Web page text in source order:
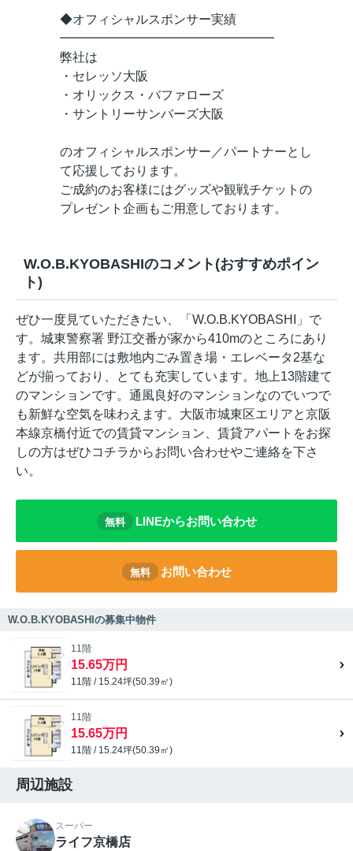
◆オフィシャルスポンサー実績
━━━━━━━━━━━━━━━━━
弊社は
・セレッソ大阪
・オリックス・バファローズ
・サントリーサンバーズ大阪
のオフィシャルスポンサー／パートナーとし
て応援しております。
ご成約のお客様にはグッズや観戦チケットの
プレゼント企画もご用意しております。
W.O.B.KYOBASHIのコメント(おすすめポイン
ト)
ぜひ一度見ていただきたい、「W.O.B.KYOBASHI」で
す。城東警察署 野江交番が家から410mのところにあり
ます。共用部には敷地内ごみ置き場・エレベータ2基な
どが揃っており、とても充実しています。地上13階建て
のマンションです。通風良好のマンションなのでいつで
も新鮮な空気を味わえます。大阪市城東区エリアと京阪
本線京橋付近での賃貸マンション、賃貸アパートをお探
しの方はぜひコチラからお問い合わせやご連絡を下さ
い。
無料 LINEからお問い合わせ
無料 お問い合わせ
W.O.B.KYOBASHIの募集中物件
11階
15.65万円
11階 / 15.24坪(50.39㎡)
11階
15.65万円
11階 / 15.24坪(50.39㎡)
周辺施設
スーパー
ライフ京橋店